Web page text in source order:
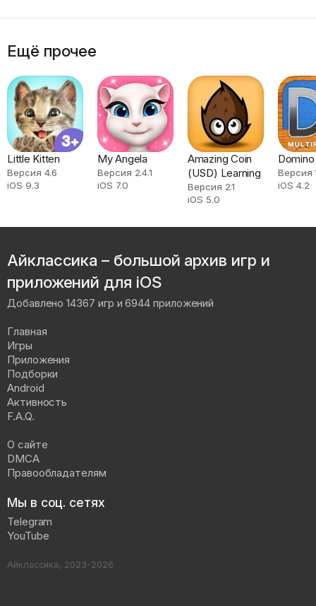
Ещё прочее
Little Kitten
Версия 4.6
iOS 9.3
My Angela
Версия 2.4.1
iOS 7.0
Amazing Coin
(USD) Learning
Версия 2.1
iOS 5.0
Domino
Версия
iOS 4.2
Айклассика – большой архив игр и
приложений для iOS
Добавлено 14367 игр и 6944 приложений
Главная
Игры
Приложения
Подборки
Android
Активность
F.A.Q.
О сайте
DMCA
Правообладателям
Мы в соц. сетях
Telegram
YouTube
Айклассика, 2023-2026